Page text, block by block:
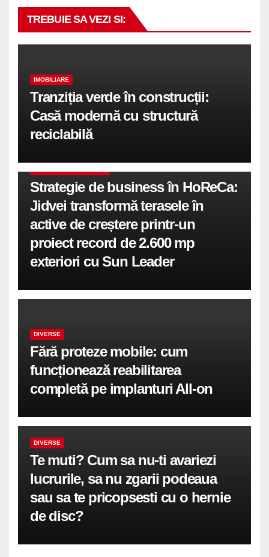
TREBUIE SA VEZI SI:
IMOBILIARE
Tranziția verde în construcții:
Casă modernă cu structură
reciclabilă
Strategie de business în HoReCa:
Jidvei transformă terasele în
active de creștere printr-un
proiect record de 2.600 mp
exteriori cu Sun Leader
DIVERSE
Fără proteze mobile: cum
funcționează reabilitarea
completă pe implanturi All-on
DIVERSE
Te muti? Cum sa nu-ti avariezi
lucrurile, sa nu zgarii podeaua
sau sa te pricopsesti cu o hernie
de disc?